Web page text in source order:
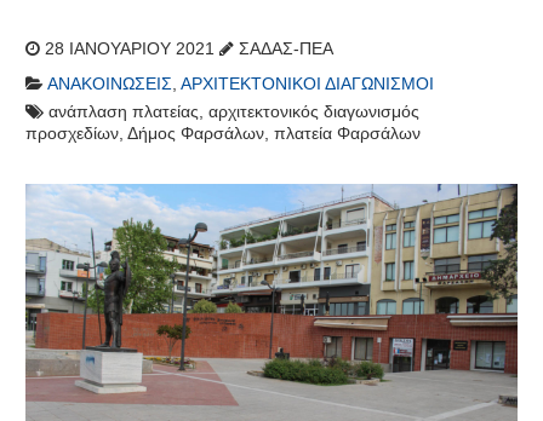
28 ΙΑΝΟΥΑΡΊΟΥ 2021
ΣΑΔΑΣ-ΠΕΑ
ΑΝΑΚΟΙΝΏΣΕΙΣ, ΑΡΧΙΤΕΚΤΟΝΙΚΟΊ ΔΙΑΓΩΝΙΣΜΟΊ
ανάπλαση πλατείας, αρχιτεκτονικός διαγωνισμός
προσχεδίων, Δήμος Φαρσάλων, πλατεία Φαρσάλων